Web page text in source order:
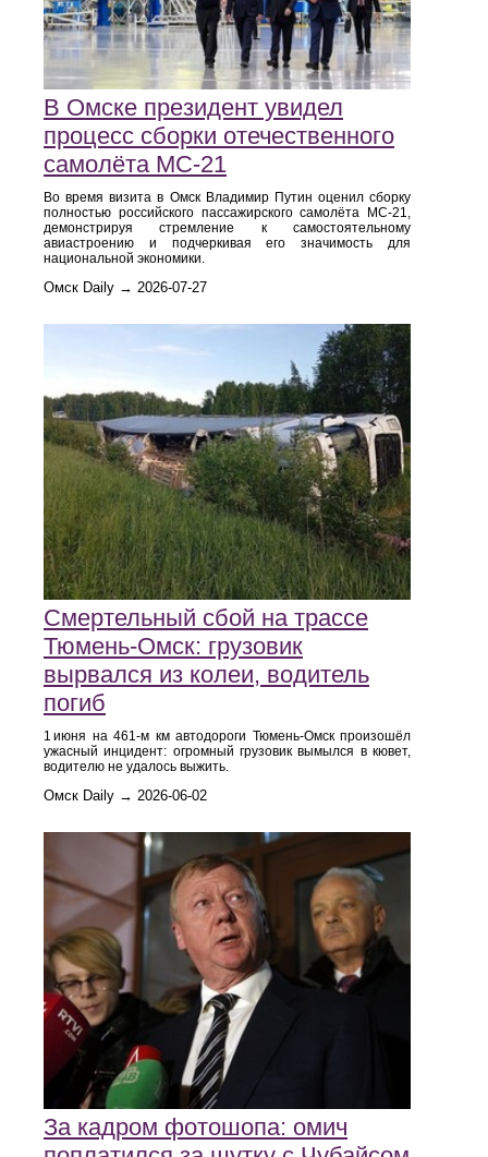
В Омске президент увидел
процесс сборки отечественного
самолёта МС‑21
Во время визита в Омск Владимир Путин оценил сборку
полностью российского пассажирского самолёта МС‑21,
демонстрируя стремление к самостоятельному
авиастроению и подчеркивая его значимость для
национальной экономики.
Омск Daily → 2026-07-27
Смертельный сбой на трассе
Тюмень‑Омск: грузовик
вырвался из колеи, водитель
погиб
1 июня на 461‑м км автодороги Тюмень‑Омск произошёл
ужасный инцидент: огромный грузовик вымылся в кювет,
водителю не удалось выжить.
Омск Daily → 2026-06-02
За кадром фотошопа: омич